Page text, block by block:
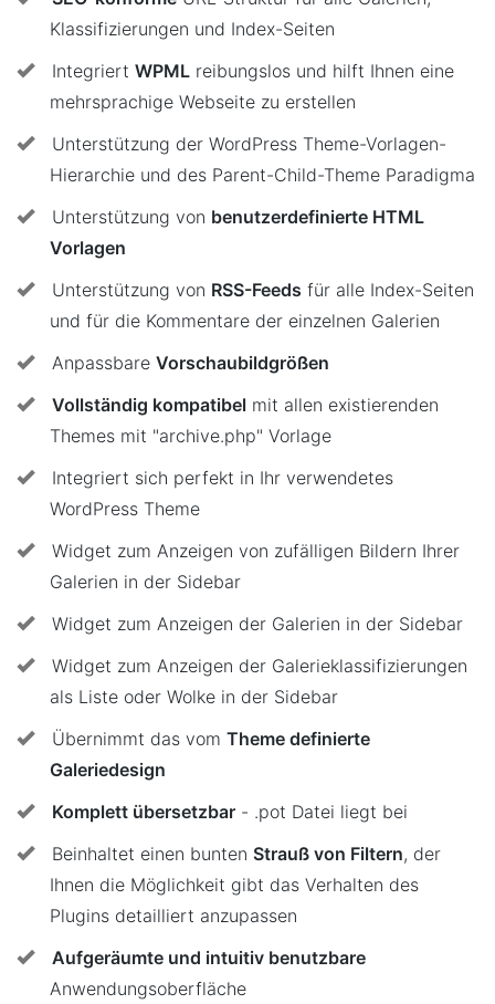
Klassifizierungen und Index-Seiten
Integriert WPML reibungslos und hilft Ihnen eine
mehrsprachige Webseite zu erstellen
Unterstützung der WordPress Theme-Vorlagen-
Hierarchie und des Parent-Child-Theme Paradigma
Unterstützung von benutzerdefinierte HTML
Vorlagen
Unterstützung von RSS-Feeds für alle Index-Seiten
und für die Kommentare der einzelnen Galerien
Anpassbare Vorschaubildgrößen
Vollständig kompatibel mit allen existierenden
Themes mit "archive.php" Vorlage
Integriert sich perfekt in Ihr verwendetes
WordPress Theme
Widget zum Anzeigen von zufälligen Bildern Ihrer
Galerien in der Sidebar
Widget zum Anzeigen der Galerien in der Sidebar
Widget zum Anzeigen der Galerieklassifizierungen
als Liste oder Wolke in der Sidebar
Übernimmt das vom Theme definierte
Galeriedesign
Komplett übersetzbar - .pot Datei liegt bei
Beinhaltet einen bunten Strauß von Filtern, der
Ihnen die Möglichkeit gibt das Verhalten des
Plugins detailliert anzupassen
Aufgeräumte und intuitiv benutzbare
Anwendungsoberfläche